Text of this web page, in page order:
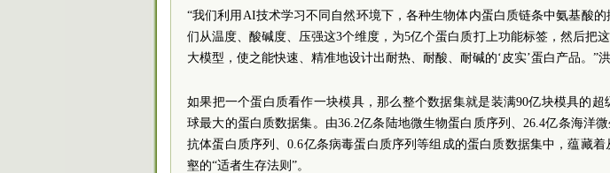
“我们利用AI技术学习不同自然环境下，各种生物体内蛋白质链条中氨基酸
们从温度、酸碱度、压强这3个维度，为5亿个蛋白质打上功能标签，然后把
大模型，使之能快速、精准地设计出耐热、耐酸、耐碱的‘皮实’蛋白产品。”洪
如果把一个蛋白质看作一块模具，那么整个数据集就是装满90亿块模具的
球最大的蛋白质数据集。由36.2亿条陆地微生物蛋白质序列、26.4亿条海洋
抗体蛋白质序列、0.6亿条病毒蛋白质序列等组成的蛋白质数据集中，蕴藏
壑的“适者生存法则”。